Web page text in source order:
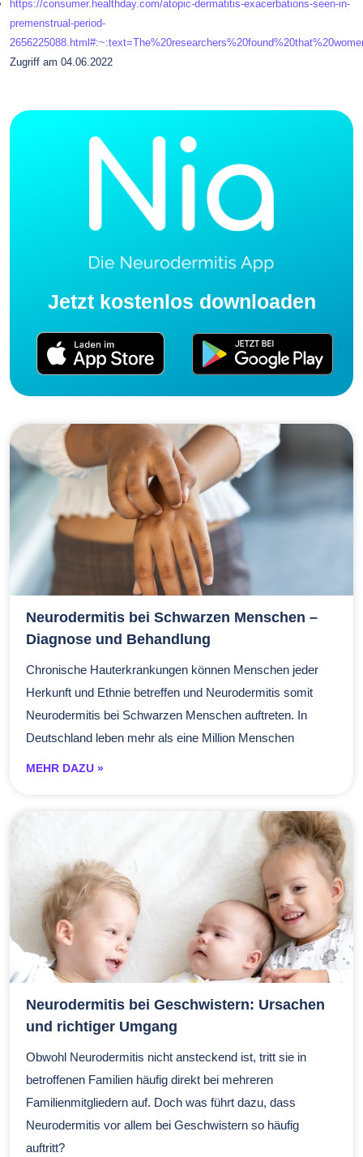
https://consumer.healthday.com/atopic-dermatitis-exacerbations-seen-in-
premenstrual-period-
Zugriff am 04.06.2022
Jetzt kostenlos downloaden
Neurodermitis bei Schwarzen Menschen –
Diagnose und Behandlung
Chronische Hauterkrankungen können Menschen jeder
Herkunft und Ethnie betreffen und Neurodermitis somit
Neurodermitis bei Schwarzen Menschen auftreten. In
Deutschland leben mehr als eine Million Menschen
MEHR DAZU »
Neurodermitis bei Geschwistern: Ursachen
und richtiger Umgang
Obwohl Neurodermitis nicht ansteckend ist, tritt sie in
betroffenen Familien häufig direkt bei mehreren
Familienmitgliedern auf. Doch was führt dazu, dass
Neurodermitis vor allem bei Geschwistern so häufig
auftritt?